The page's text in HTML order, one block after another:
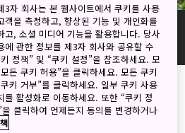
사를 오감으로 느껴보세요
3자 회사는 본 웹사이트에서 쿠키를 사용
객을 측정하고, 향상된 기능 및 개인화를
고, 소셜 미디어 기능을 활용합니다. 당사
에 관한 정보를 제3자 회사와 공유할 수
정책” 및 “쿠키 설정”을 참조하세요. 모
든 쿠키 허용”을 클릭하세요. 모든 쿠키
키 거부”를 클릭하세요. 일부 쿠키 사용
활성화로 이동하세요. 또한 “쿠키 정
클릭하여 언제든지 동의를 변경하거나